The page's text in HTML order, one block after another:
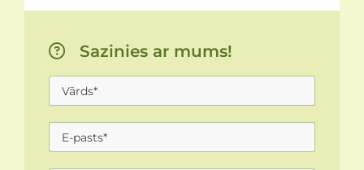
 Sazinies ar mums!